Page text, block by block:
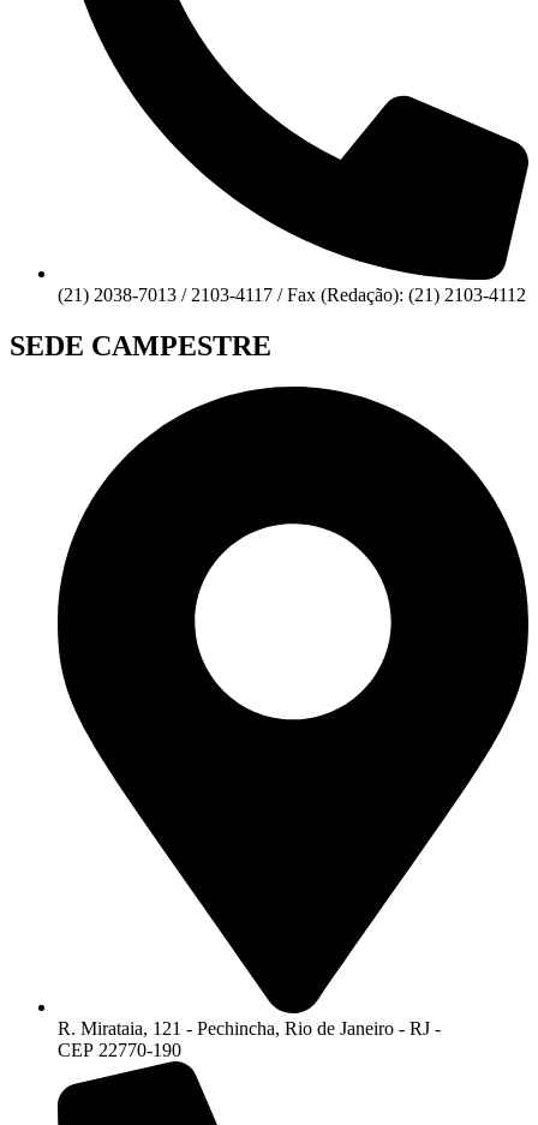
(21) 2038-7013 / 2103-4117 / Fax (Redação): (21) 2103-4112
SEDE CAMPESTRE
R. Mirataia, 121 - Pechincha, Rio de Janeiro - RJ -
CEP 22770-190